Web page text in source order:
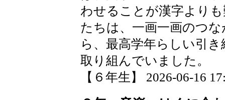
わせることが漢字より
たちは、一画一画のつ
ら、最高学年らしい引
取り組んでいました。
【６年生】 2026-06-16